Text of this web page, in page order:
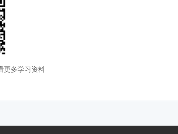
更多学习资料